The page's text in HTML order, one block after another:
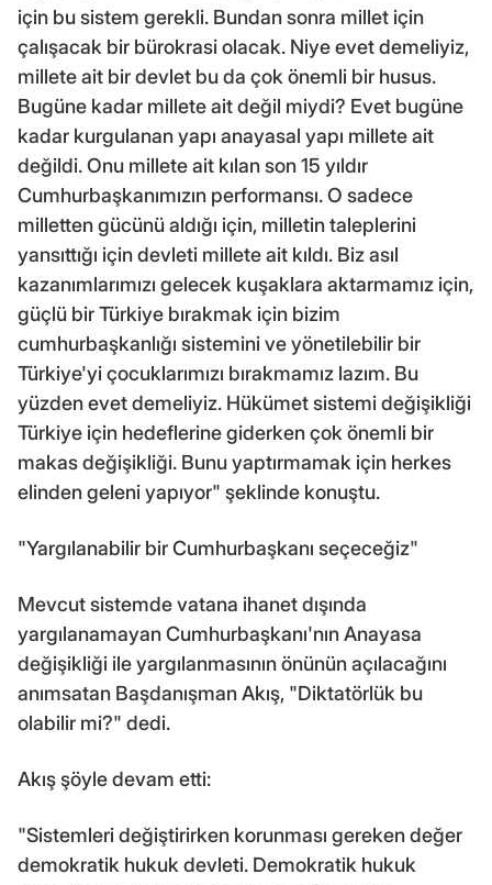
için bu sistem gerekli. Bundan sonra millet için
çalışacak bir bürokrasi olacak. Niye evet demeliyiz,
millete ait bir devlet bu da çok önemli bir husus.
Bugüne kadar millete ait değil miydi? Evet bugüne
kadar kurgulanan yapı anayasal yapı millete ait
değildi. Onu millete ait kılan son 15 yıldır
Cumhurbaşkanımızın performansı. O sadece
milletten gücünü aldığı için, milletin taleplerini
yansıttığı için devleti millete ait kıldı. Biz asıl
kazanımlarımızı gelecek kuşaklara aktarmamız için,
güçlü bir Türkiye bırakmak için bizim
cumhurbaşkanlığı sistemini ve yönetilebilir bir
Türkiye'yi çocuklarımızı bırakmamız lazım. Bu
yüzden evet demeliyiz. Hükümet sistemi değişikliği
Türkiye için hedeflerine giderken çok önemli bir
makas değişikliği. Bunu yaptırmamak için herkes
elinden geleni yapıyor" şeklinde konuştu.
"Yargılanabilir bir Cumhurbaşkanı seçeceğiz"
Mevcut sistemde vatana ihanet dışında
yargılanamayan Cumhurbaşkanı'nın Anayasa
değişikliği ile yargılanmasının önünün açılacağını
anımsatan Başdanışman Akış, "Diktatörlük bu
olabilir mi?" dedi.
Akış şöyle devam etti:
"Sistemleri değiştirirken korunması gereken değer
demokratik hukuk devleti. Demokratik hukuk